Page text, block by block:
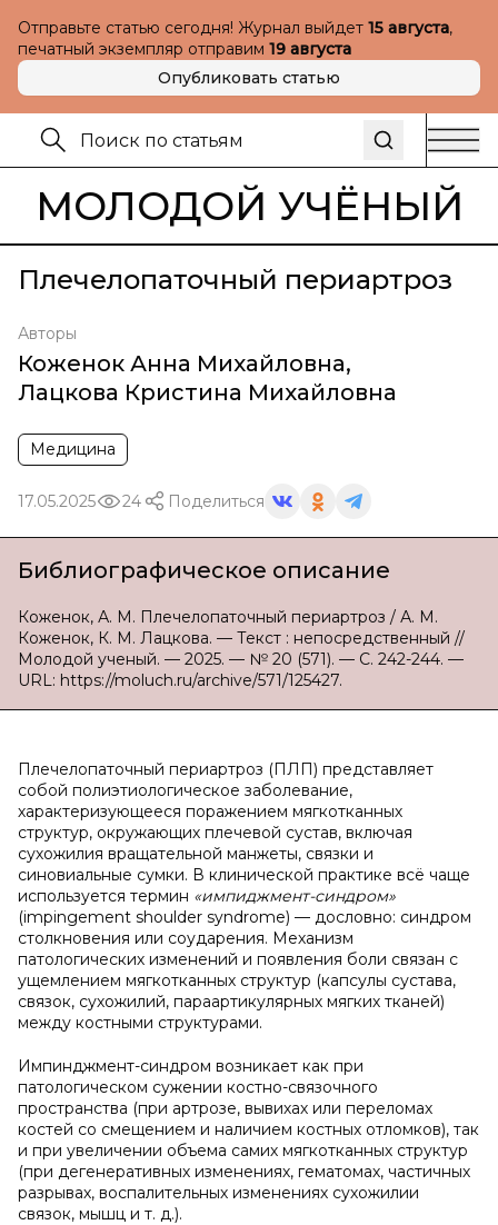
Отправьте статью сегодня! Журнал выйдет 15 августа,
печатный экземпляр отправим 19 августа
Опубликовать статью
МОЛОДОЙ УЧЁНЫЙ
Плечелопаточный периартроз
Авторы
Коженок Анна Михайловна,
Лацкова Кристина Михайловна
Медицина
17.05.2025 24 Поделиться
Библиографическое описание
Коженок, А. М. Плечелопаточный периартроз / А. М.
Коженок, К. М. Лацкова. — Текст : непосредственный //
Молодой ученый. — 2025. — № 20 (571). — С. 242-244. —
URL: https://moluch.ru/archive/571/125427.
Плечелопаточный периартроз (ПЛП) представляет
собой полиэтиологическое заболевание,
характеризующееся поражением мягкотканных
структур, окружающих плечевой сустав, включая
сухожилия вращательной манжеты, связки и
синовиальные сумки. В клинической практике всё чаще
используется термин «импиджмент-синдром»
(impingement shoulder syndrome) — дословно: синдром
столкновения или соударения. Механизм
патологических изменений и появления боли связан с
ущемлением мягкотканных структур (капсулы сустава,
связок, сухожилий, параартикулярных мягких тканей)
между костными структурами.
Импинджмент-синдром возникает как при
патологическом сужении костно-связочного
пространства (при артрозе, вывихах или переломах
костей со смещением и наличием костных отломков), так
и при увеличении объема самих мягкотканных структур
(при дегенеративных изменениях, гематомах, частичных
разрывах, воспалительных изменениях сухожилии
связок, мышц и т. д.).